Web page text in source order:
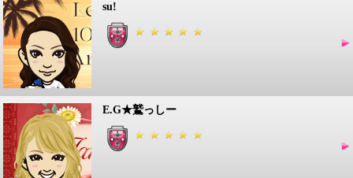
su!
E.G★鷲っしー